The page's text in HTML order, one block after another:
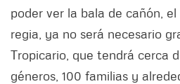
poder ver la bala de cañón,
regia, ya no será necesario
Tropicario, que tendrá cerca
géneros, 100 familias y